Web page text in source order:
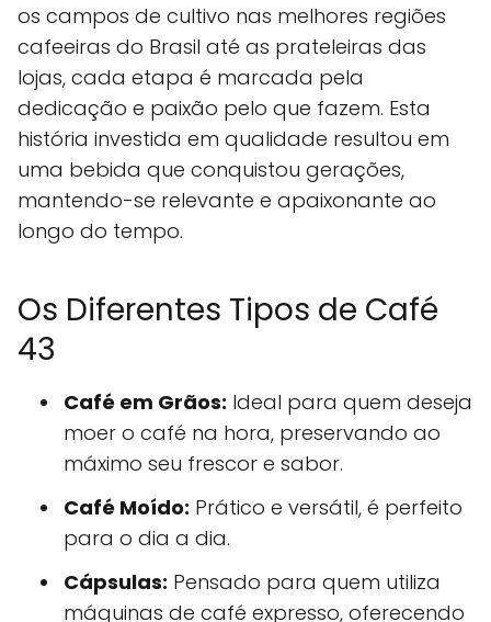
os campos de cultivo nas melhores regiões
cafeeiras do Brasil até as prateleiras das
lojas, cada etapa é marcada pela
dedicação e paixão pelo que fazem. Esta
história investida em qualidade resultou em
uma bebida que conquistou gerações,
mantendo-se relevante e apaixonante ao
longo do tempo.
Os Diferentes Tipos de Café
43
Café em Grãos: Ideal para quem deseja
moer o café na hora, preservando ao
máximo seu frescor e sabor.
Café Moído: Prático e versátil, é perfeito
para o dia a dia.
Cápsulas: Pensado para quem utiliza
máquinas de café expresso, oferecendo